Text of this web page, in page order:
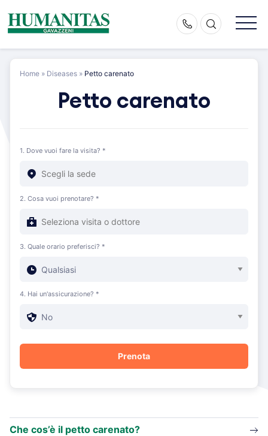
content
Home » Diseases » Petto carenato
Petto carenato
1. Dove vuoi fare la visita? *
2. Cosa vuoi prenotare? *
3. Quale orario preferisci? *
4. Hai un'assicurazione? *
Che cos’è il petto carenato?